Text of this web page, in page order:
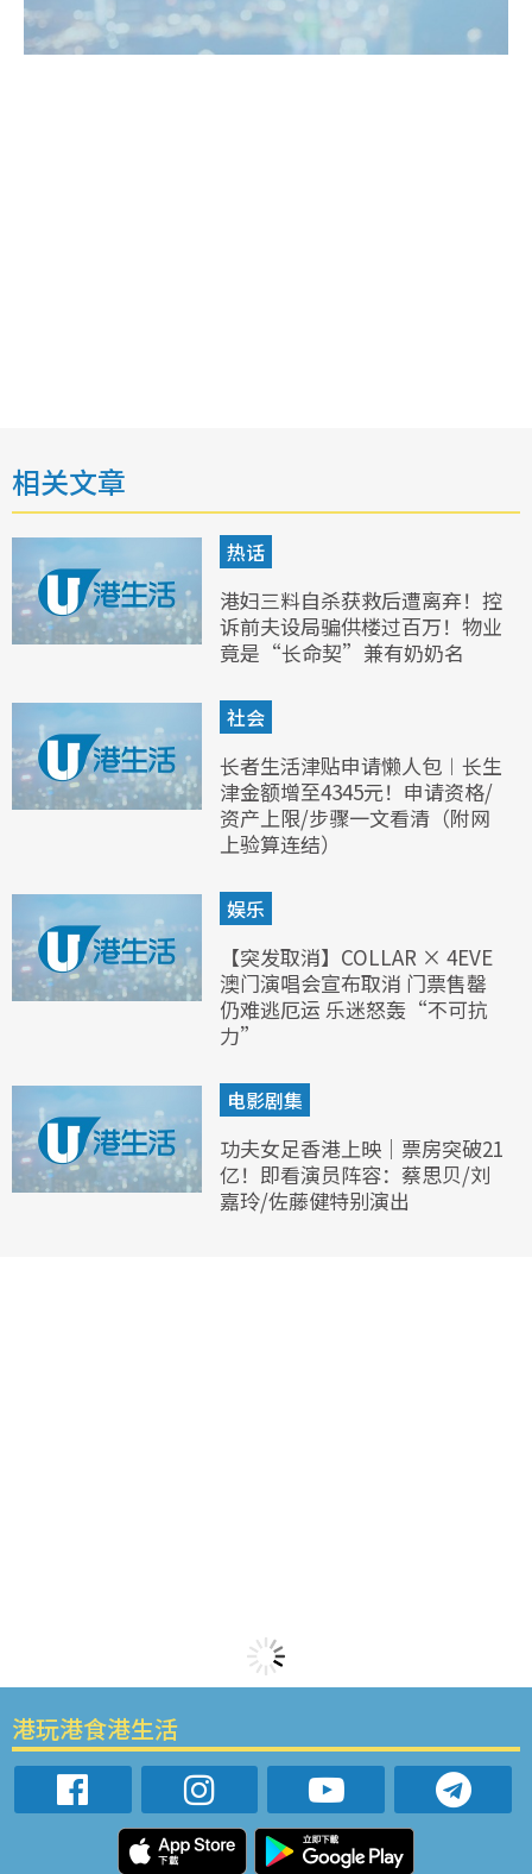
相关文章
热话
港妇三料自杀获救后遭离弃！控
诉前夫设局骗供楼过百万！物业
竟是“长命契”兼有奶奶名
社会
长者生活津贴申请懒人包︱长生
津金额增至4345元！申请资格/
资产上限/步骤一文看清（附网
上验算连结）
娱乐
【突发取消】COLLAR × 4EVE
澳门演唱会宣布取消 门票售罄
仍难逃厄运 乐迷怒轰“不可抗
力”
电影剧集
功夫女足香港上映｜票房突破21
亿！即看演员阵容：蔡思贝/刘
嘉玲/佐藤健特别演出
港玩港食港生活